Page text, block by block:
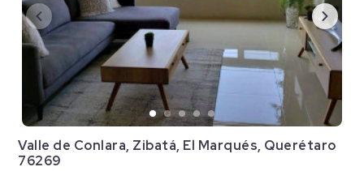
Valle de Conlara, Zibatá, El Marqués, Querétaro
76269